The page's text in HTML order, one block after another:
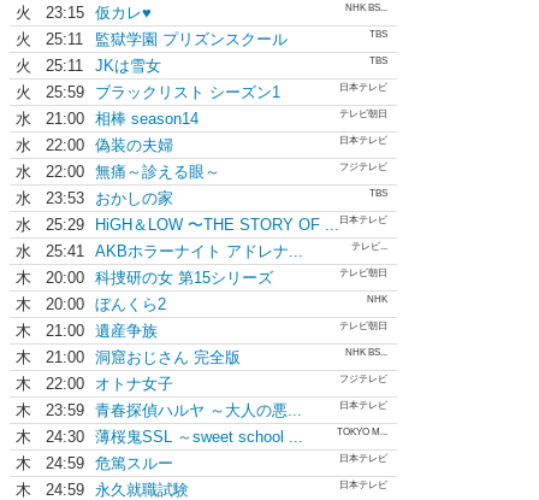
火 23:15 仮カレ♥ NHK BS...
火 25:11 監獄学園 プリズンスクール TBS
火 25:11 JKは雪女 TBS
火 25:59 ブラックリスト シーズン1 日本テレビ
水 21:00 相棒 season14 テレビ朝日
水 22:00 偽装の夫婦 日本テレビ
水 22:00 無痛～診える眼～ フジテレビ
水 23:53 おかしの家 TBS
水 25:29 HiGH＆LOW 〜THE STORY OF ... 日本テレビ
水 25:41 AKBホラーナイト アドレナ... テレビ...
木 20:00 科捜研の女 第15シリーズ テレビ朝日
木 20:00 ぼんくら2 NHK
木 21:00 遺産争族 テレビ朝日
木 21:00 洞窟おじさん 完全版 NHK BS...
木 22:00 オトナ女子 フジテレビ
木 23:59 青春探偵ハルヤ ～大人の悪... 日本テレビ
木 24:30 薄桜鬼SSL ～sweet school ... TOKYO M...
木 24:59 危篤スルー 日本テレビ
木 24:59 永久就職試験 日本テレビ